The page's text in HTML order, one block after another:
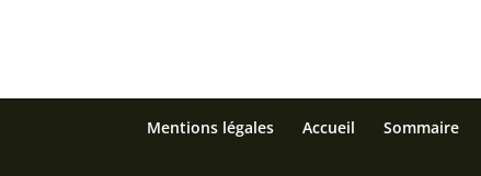
Mentions légales Accueil Sommaire